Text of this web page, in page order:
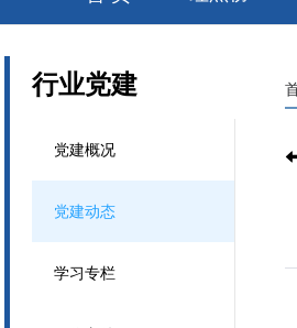
行业党建
党建概况
党建动态
学习专栏